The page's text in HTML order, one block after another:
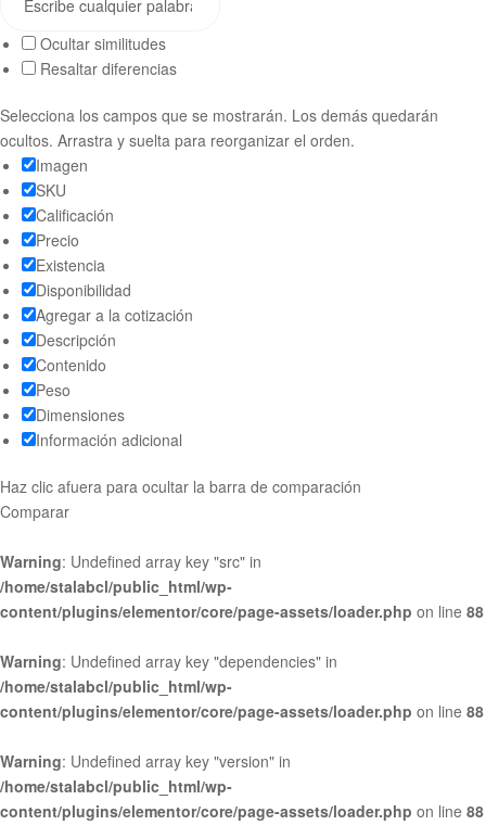
Ocultar similitudes
Resaltar diferencias
Selecciona los campos que se mostrarán. Los demás quedarán
ocultos. Arrastra y suelta para reorganizar el orden.
Imagen
SKU
Calificación
Precio
Existencia
Disponibilidad
Agregar a la cotización
Descripción
Contenido
Peso
Dimensiones
Información adicional
Haz clic afuera para ocultar la barra de comparación
Comparar
Warning: Undefined array key "src" in
/home/stalabcl/public_html/wp-
content/plugins/elementor/core/page-assets/loader.php on line 88
Warning: Undefined array key "dependencies" in
/home/stalabcl/public_html/wp-
content/plugins/elementor/core/page-assets/loader.php on line 88
Warning: Undefined array key "version" in
/home/stalabcl/public_html/wp-
content/plugins/elementor/core/page-assets/loader.php on line 88